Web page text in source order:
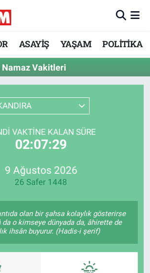
ASAYİŞ YAŞAM POLİTİKA
Namaz Vakitleri
VAKTINE KALAN SÜRE
02:07:29
9 Ağustos 2026
26 Safer 1448
olan bir şahsa kolaylık gösterirse
o kimseye dünyada da, âhirette de
ihsân buyurur. (Hadis-i şerif)
Eczaneler
Durumu
Yoğunluk Haritası
Durumu ve Fikstür